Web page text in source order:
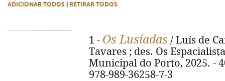
ADICIONAR TODOS RETIRAR TODOS
1 - Os Lusíadas / Luís de
Tavares ; des. Os
Municipal do Porto, 2025. -
978-989-36258-7-3